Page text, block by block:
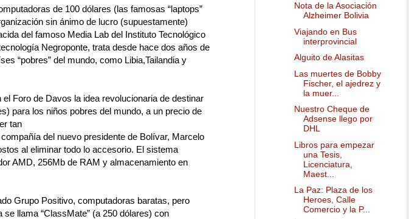
de 100 dólares (las famosas “laptops”
sin ánimo de lucro (supuestamente)
del famoso Media Lab del Instituto Tecnológico
Negroponte, trata desde hace dos años de
“pobres” del mundo, como Libia,Tailandia y
Foro de Davos la idea revolucionaria de destinar
para los niños pobres del mundo, a un precio de
tan
del nuevo presidente de Bolívar, Marcelo
al eliminar todo lo accesorio. El sistema
AMD, 256Mb de RAM y almacenamiento en
Grupo Positivo, computadoras baratas, pero
llama “ClassMate” (a 250 dólares) con
Nota de la Asociación
Alzheimer Bolivia
Viajando en Bus
interprovincial
Alguito de Alasitas
Las muertes de Bobby
Fischer, el ajedrez y
la muer...
Nuestro Cheque de
Adsense llego por
DHL
Libros para empezar
una Tesis,
Licenciatura,
Maest...
La Paz: Plaza de los
Heroes, Calle
Comercio y la P...